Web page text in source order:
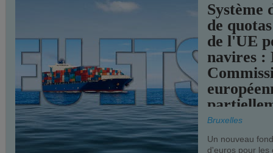
Système
de
de l'UE
navires :
Bruxelles
Un nouveau
d'euros pour les